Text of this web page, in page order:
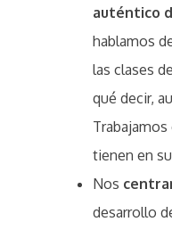
auténtico
hablamos
las clases
qué decir,
tienen en
Nos
desarrollo